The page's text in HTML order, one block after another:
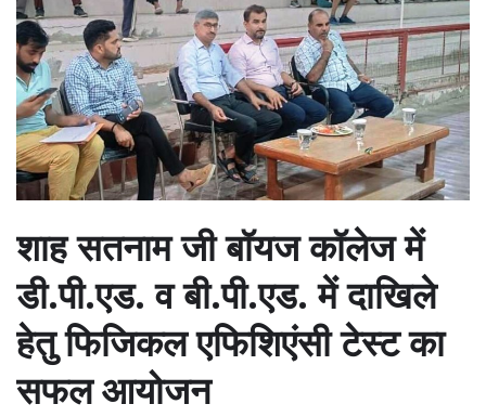
शाह सतनाम जी बॉयज कॉलेज में
डी.पी.एड. व बी.पी.एड. में दाखिले
हेतु फिजिकल एफिशिएंसी टेस्ट का
सफल आयोजन